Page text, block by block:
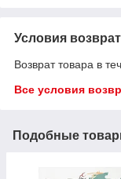
Условия
Возврат товара в
Все условия
Подобные